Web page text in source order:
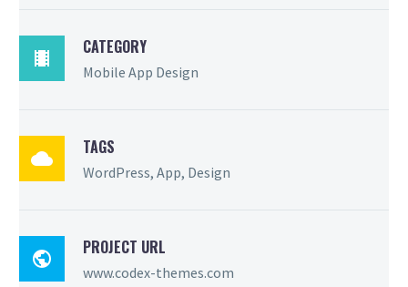

CATEGORY
Mobile App Design

TAGS
WordPress, App, Design

PROJECT URL
www.codex-themes.com